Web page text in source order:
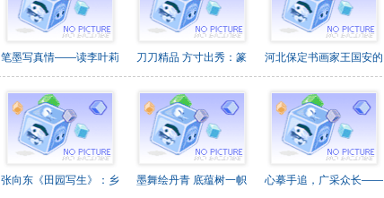
笔墨写真情——读李叶莉 刀刀精品 方寸出秀：篆 河北保定书画家王国安的
张向东《田园写生》：乡 墨舞绘丹青 底蕴树一帜 心摹手追，广采众长——